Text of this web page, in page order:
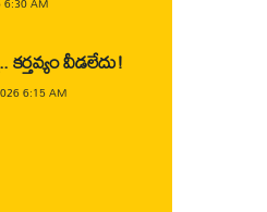
కర్తవ్యం వీడలేదు!
6:15 AM